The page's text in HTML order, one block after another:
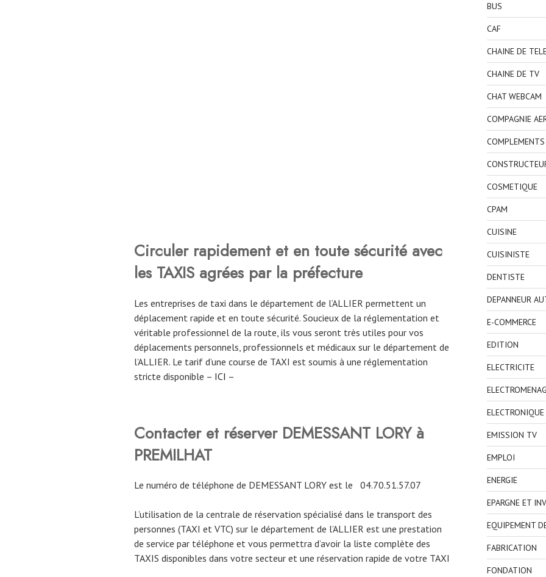
Circuler rapidement et en toute sécurité avec
les TAXIS agrées par la préfecture
Les entreprises de taxi dans le département de l’ALLIER permettent un
déplacement rapide et en toute sécurité. Soucieux de la réglementation et
véritable professionnel de la route, ils vous seront très utiles pour vos
déplacements personnels, professionnels et médicaux sur le département de
l’ALLIER. Le tarif d’une course de TAXI est soumis à une réglementation
stricte disponible – ICI –
Contacter et réserver DEMESSANT LORY à
PREMILHAT
Le numéro de téléphone de DEMESSANT LORY est le 04.70.51.57.07
L’utilisation de la centrale de réservation spécialisé dans le transport des
personnes (TAXI et VTC) sur le département de l’ALLIER est une prestation
de service par téléphone et vous permettra d’avoir la liste complète des
TAXIS disponibles dans votre secteur et une réservation rapide de votre TAXI
BUS
CAF
CHAINE DE
CHAINE DE TV
CHAT WEBCAM
COMPAGNIE
COSMETIQUE
CPAM
CUISINE
CUISINISTE
DENTISTE
DEPANNEUR
E-COMMERCE
EDITION
ELECTRICITE
EMISSION TV
EMPLOI
ENERGIE
EPARGNE ET
EQUIPEMENT
FABRICATION
FONDATION